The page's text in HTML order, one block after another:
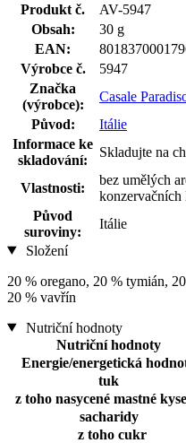
Produkt č.
AV-5947
Obsah:
30 g
EAN:
Výrobce č.
5947
Značka
(výrobce):
Casale
Původ:
Itálie
Informace ke
skladování:
Skladujte na
Vlastnosti:
bez umělých
konzervačních
Původ
suroviny:
Itálie
Složení
20 % oregano, 20 % tymián,
20 % vavřín
Nutriční hodnoty
Nutriční hodnoty
Energie/energetická
tuk
z toho nasycené mastné
sacharidy
z toho cukr